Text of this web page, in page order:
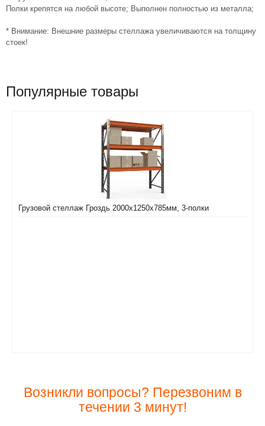
Полки крепятся на любой высоте; Выполнен полностью из металла;
* Внимание: Внешние размеры стеллажа увеличиваются на толщину
стоек!
Популярные товары
Грузовой стеллаж Гроздь 2000х1250х785мм, 3-полки
Возникли вопросы? Перезвоним в
течении 3 минут!